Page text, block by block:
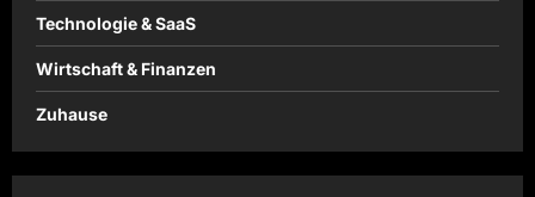
Technologie & SaaS
Wirtschaft & Finanzen
Zuhause